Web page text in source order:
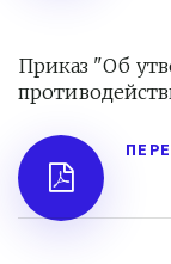
Приказ "Об